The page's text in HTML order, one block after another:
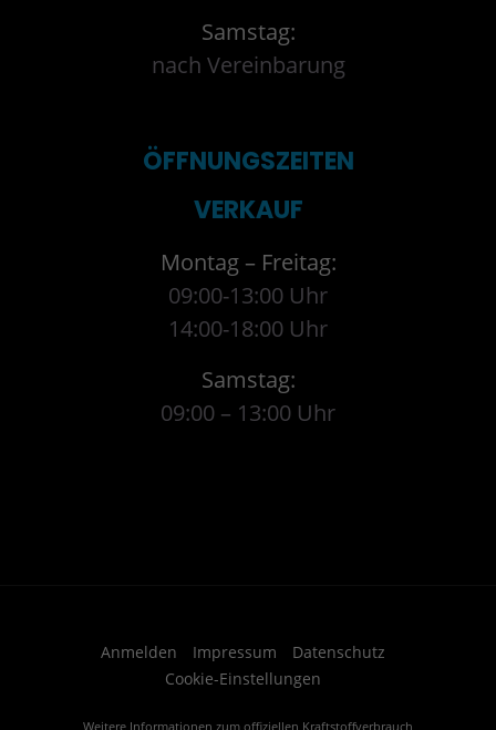
Samstag:
nach Vereinbarung
ÖFFNUNGSZEITEN
VERKAUF
Montag – Freitag:
09:00-13:00 Uhr
14:00-18:00 Uhr
Samstag:
09:00 – 13:00 Uhr
Anmelden Impressum
Datenschutz
Cookie-Einstellungen